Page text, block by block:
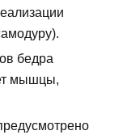
бедра
мышцы,